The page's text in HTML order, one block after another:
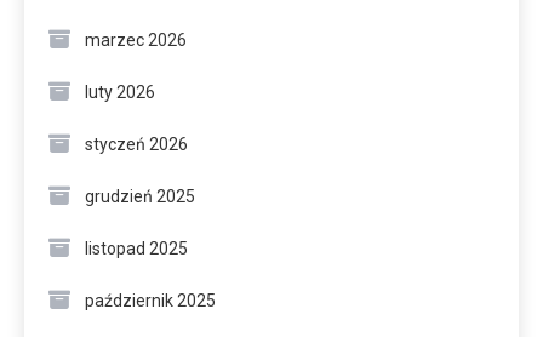
marzec 2026
luty 2026
styczeń 2026
grudzień 2025
listopad 2025
październik 2025